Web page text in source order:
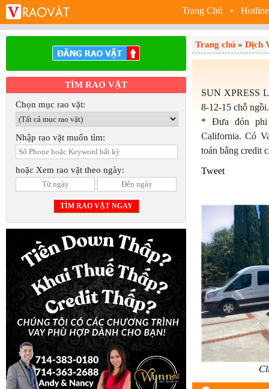
Trang Chủ •
TÌM RAO VẶT
Chọn mục rao vặt:
Nhập rao vặt muốn tìm:
hoặc Xem rao vặt theo ngày:
Trang chủ » Dịch
SUN XPRESS
8-12-15 chỗ ngồi.
* Đưa đón phi
California. Có
toán bằng credit
Tweet